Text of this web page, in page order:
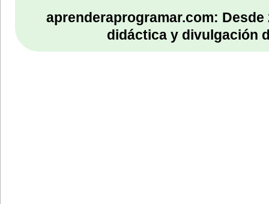
aprenderaprogramar.com:
didáctica y divulgación